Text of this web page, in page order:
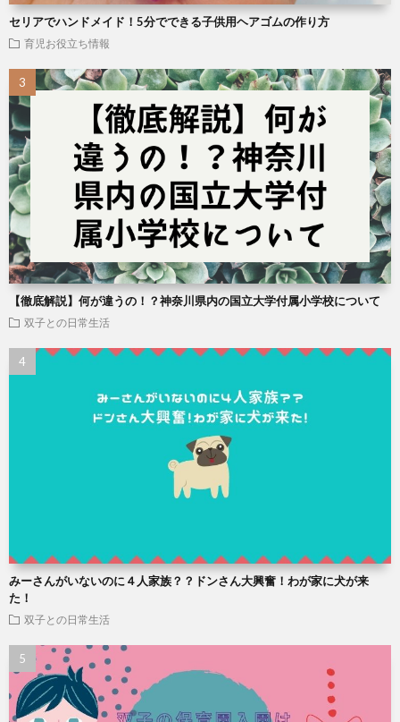
セリアでハンドメイド！5分でできる子供用ヘアゴムの作り方
育児お役立ち情報
【徹底解説】何が違うの！？神奈川県内の国立大学付属小学校について
双子との日常生活
みーさんがいないのに４人家族？？ドンさん大興奮！わが家に犬が来
た！
双子との日常生活